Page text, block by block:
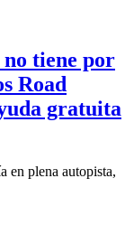
tiene por
Road
gratuita
en plena autopista,